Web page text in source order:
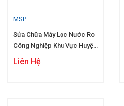
MSP:
Sửa Chữa Máy Lọc Nước Ro
Công Nghiệp Khu Vực Huyện
Bình Tân
Liên Hệ